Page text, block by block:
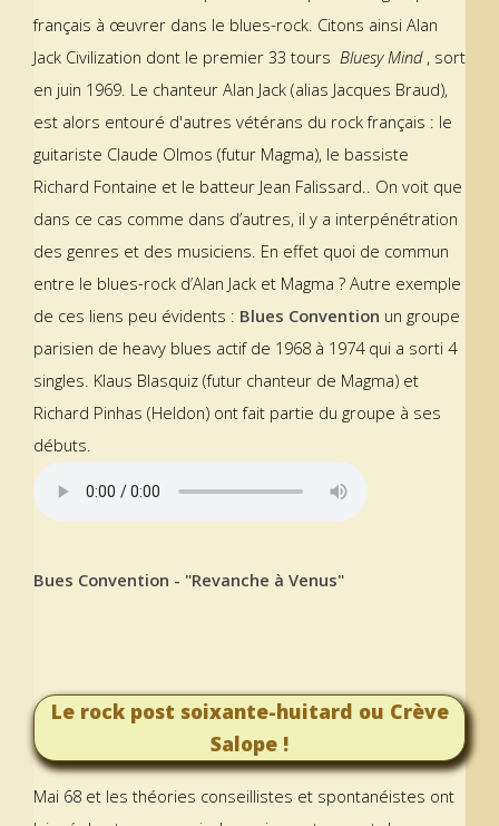
français à œuvrer dans le blues-rock. Citons ainsi Alan
Jack Civilization dont le premier 33 tours Bluesy Mind, sort
en juin 1969. Le chanteur Alan Jack (alias Jacques Braud),
est alors entouré d'autres vétérans du rock français : le
guitariste Claude Olmos (futur Magma), le bassiste
Richard Fontaine et le batteur Jean Falissard.. On voit que
dans ce cas comme dans d’autres, il y a interpénétration
des genres et des musiciens. En effet quoi de commun
entre le blues-rock d’Alan Jack et Magma ? Autre exemple
de ces liens peu évidents : Blues Convention un groupe
parisien de heavy blues actif de 1968 à 1974 qui a sorti 4
singles. Klaus Blasquiz (futur chanteur de Magma) et
Richard Pinhas (Heldon) ont fait partie du groupe à ses
débuts.
Bues Convention - "Revanche à Venus"
Le rock post soixante-huitard ou Crève
Salope !
Mai 68 et les théories conseillistes et spontanéistes ont